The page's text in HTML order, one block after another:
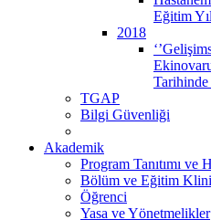
Eğitim
2018
TGAP
Bilgi Güvenliği
Akademik
Program Tanıtımı ve
Bölüm ve Eğitim
Öğrenci
Yasa ve Yönetmelikler